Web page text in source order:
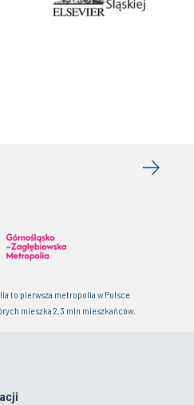
to pierwsza metropolia w Polsce
mieszka 2,3 mln mieszkańców.